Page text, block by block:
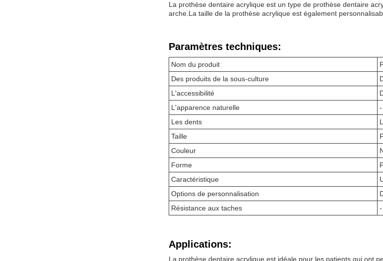
La prothèse dentaire acrylique est un type de prothèse dentaire
arche.La taille de la prothèse acrylique est également
Paramètres techniques:
Nom du produit
Des produits de la sous-culture
L'accessibilité
L'apparence naturelle
-
Les dents
Taille
Couleur
Forme
Caractéristique
Options de personnalisation
Résistance aux taches
-
Applications:
La prothèse dentaire acrylique est idéale pour les patients qui ont